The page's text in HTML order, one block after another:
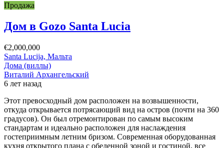
Продажа
Дом в Gozo Santa Lucia
€2,000,000
Santa Lucija, Мальта
Дома (виллы)
Виталий Архангельский
6 лет назад
Этот превосходный дом расположен на возвышенности,
откуда открывается потрясающий вид на остров (почти на 360
градусов). Он был отремонтирован по самым высоким
стандартам и идеально расположен для наслаждения
гостеприимным летним бризом. Современная оборудованная
кухня открытого плана с обеденной зоной и гостиной, все